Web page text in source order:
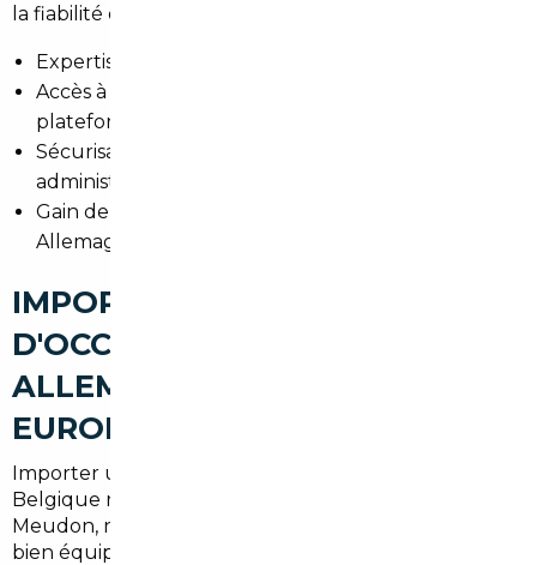
la fiabilité du véhicule est primordiale.
Expertise des contrôles technique et historique.
Accès à des véhicules non visibles sur les
plateformes grand public.
Sécurisation des paiements et des démarches
administratives.
Gain de temps : vous évitez les déplacements en
Allemagne ou en Belgique.
IMPORT DE VOITURES
D'OCCASION À MEUDON :
ALLEMAGNE, BELGIQUE ET
EUROPE
Importer une voiture depuis l'Allemagne ou la
Belgique reste attractif pour les acheteurs de
Meudon, notamment pour les modèles premium et
bien équipés. L'